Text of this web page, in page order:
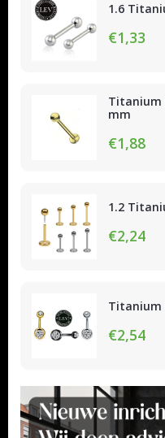
1.6
€1,33
Titanium
mm
€1,88
1.2
€2,24
Titanium
€2,54